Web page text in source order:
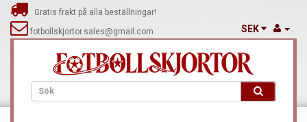
Gratis frakt på alla beställningar!
fotbollskjortor.sales@gmail.com
SEK